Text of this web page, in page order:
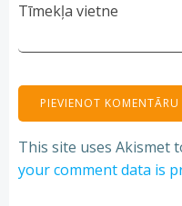
Tīmekļa vietne
This site uses Akismet
your comment data is